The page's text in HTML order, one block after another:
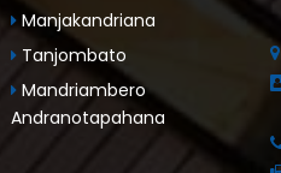
Manjakandriana
Tanjombato
Mandriambero
Andranotapahana